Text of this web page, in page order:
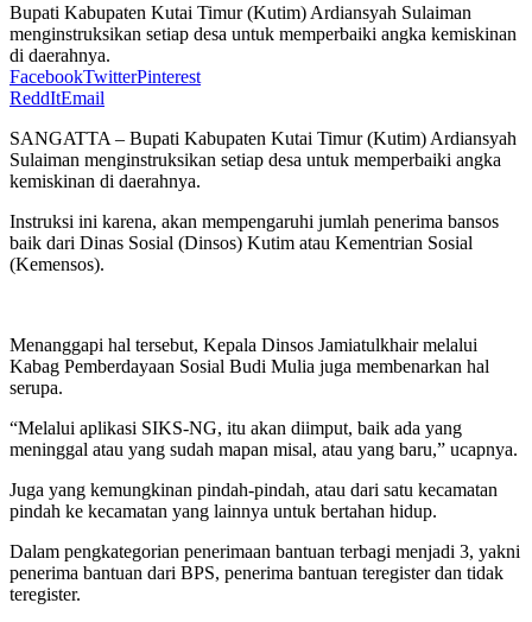
Bupati Kabupaten Kutai Timur (Kutim) Ardiansyah Sulaiman
menginstruksikan setiap desa untuk memperbaiki angka kemiskinan
di daerahnya.
FacebookTwitterPinterest
ReddItEmail
SANGATTA – Bupati Kabupaten Kutai Timur (Kutim) Ardiansyah
Sulaiman menginstruksikan setiap desa untuk memperbaiki angka
kemiskinan di daerahnya.
Instruksi ini karena, akan mempengaruhi jumlah penerima bansos
baik dari Dinas Sosial (Dinsos) Kutim atau Kementrian Sosial
(Kemensos).
Menanggapi hal tersebut, Kepala Dinsos Jamiatulkhair melalui
Kabag Pemberdayaan Sosial Budi Mulia juga membenarkan hal
serupa.
“Melalui aplikasi SIKS-NG, itu akan diimput, baik ada yang
meninggal atau yang sudah mapan misal, atau yang baru,” ucapnya.
Juga yang kemungkinan pindah-pindah, atau dari satu kecamatan
pindah ke kecamatan yang lainnya untuk bertahan hidup.
Dalam pengkategorian penerimaan bantuan terbagi menjadi 3, yakni
penerima bantuan dari BPS, penerima bantuan teregister dan tidak
teregister.